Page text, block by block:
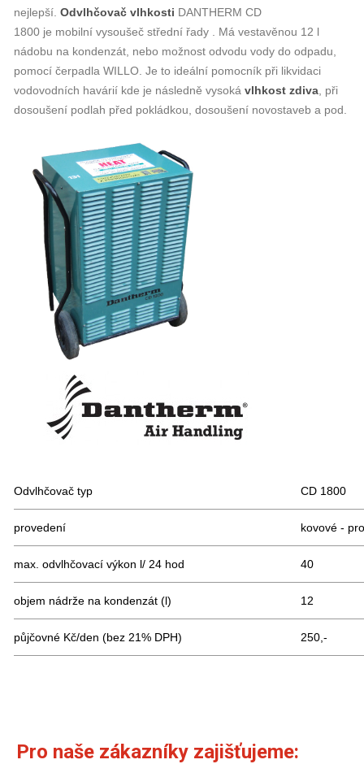
nejlepší. Odvlhčovač vlhkosti DANTHERM CD
1800 je mobilní vysoušeč střední řady . Má vestavěnou 12 l
nádobu na kondenzát, nebo možnost odvodu vody do odpadu,
pomocí čerpadla WILLO. Je to ideální pomocník při likvidaci
vodovodních havárií kde je následně vysoká vlhkost zdiva , při
dosoušení podlah před pokládkou, dosoušení novostaveb a pod.
Odvlhčovač typ CD 1800
provedení kovové -
max. odvlhčovací výkon l/ 24 hod 40
objem nádrže na kondenzát (l) 12
půjčovné Kč/den (bez 21% DPH) 250,-
Pro naše zákazníky zajišťujeme: